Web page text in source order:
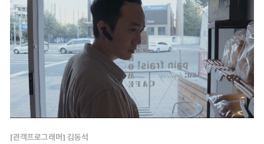
[관객프로그래머] 김동석